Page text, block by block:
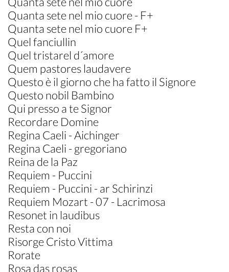
Quanta sete nel mio cuore - F+
Quanta sete nel mio cuore F+
Quel fanciullin
Quel tristarel d´amore
Quem pastores laudavere
Questo è il giorno che ha fatto il Signore
Questo nobil Bambino
Qui presso a te Signor
Recordare Domine
Regina Caeli - Aichinger
Regina Caeli - gregoriano
Reina de la Paz
Requiem - Puccini
Requiem - Puccini - ar Schirinzi
Requiem Mozart - 07 - Lacrimosa
Resonet in laudibus
Resta con noi
Risorge Cristo Vittima
Rorate
Rosa das rosas